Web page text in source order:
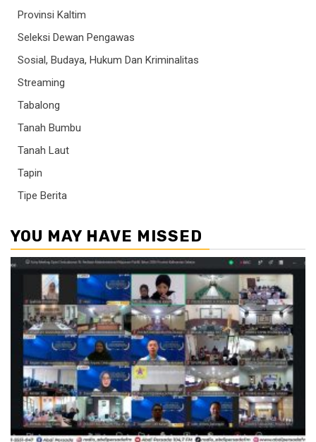
Provinsi Kaltim
Seleksi Dewan Pengawas
Sosial, Budaya, Hukum Dan Kriminalitas
Streaming
Tabalong
Tanah Bumbu
Tanah Laut
Tapin
Tipe Berita
YOU MAY HAVE MISSED